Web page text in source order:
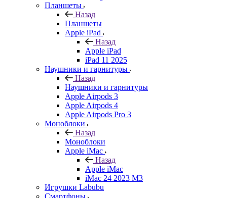
Планшеты
Назад
Планшеты
Apple iPad
Назад
Apple iPad
iPad 11 2025
Наушники и гарнитуры
Назад
Наушники и гарнитуры
Apple Airpods 3
Apple Airpods 4
Apple Airpods Pro 3
Моноблоки
Назад
Моноблоки
Apple iMac
Назад
Apple iMac
iMac 24 2023 M3
Игрушки Labubu
Смартфоны